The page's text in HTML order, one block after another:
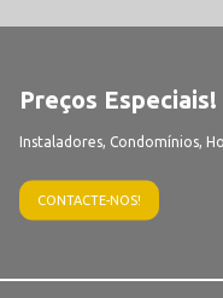
Preços Especiais!
Instaladores, Condomínios,
CONTACTE-NOS!